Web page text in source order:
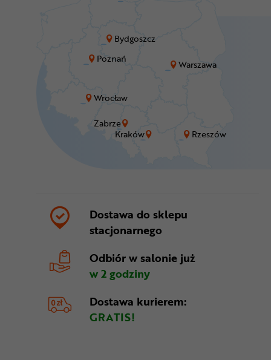
Bydgoszcz
Kraków
Poznań
Rzeszów
Warszawa
Wrocław
Zabrze
Dostawa do sklepu
stacjonarnego
Odbiór w salonie już
w 2 godziny
Dostawa kurierem:
GRATIS!